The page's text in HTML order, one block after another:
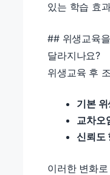
있는 학습 효
## 위생교육
달라지나요?
위생교육 후
기본
교차오
신뢰도
이러한 변화